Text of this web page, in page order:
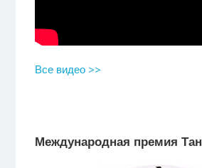
Все видео >>
Международная премия Тан